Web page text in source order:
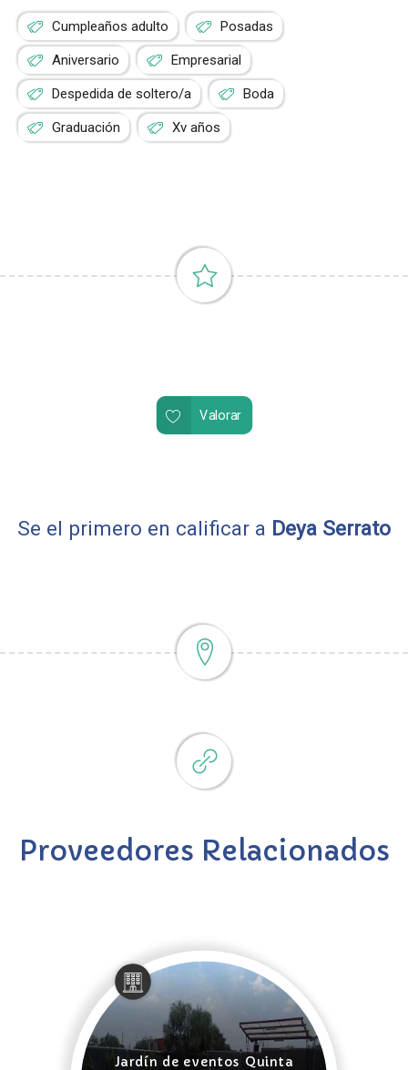
Cumpleaños adulto Posadas
Aniversario Empresarial
Despedida de soltero/a Boda
Graduación Xv años
Valorar
Se el primero en calificar a Deya Serrato
Proveedores Relacionados
Jardín de eventos Quinta